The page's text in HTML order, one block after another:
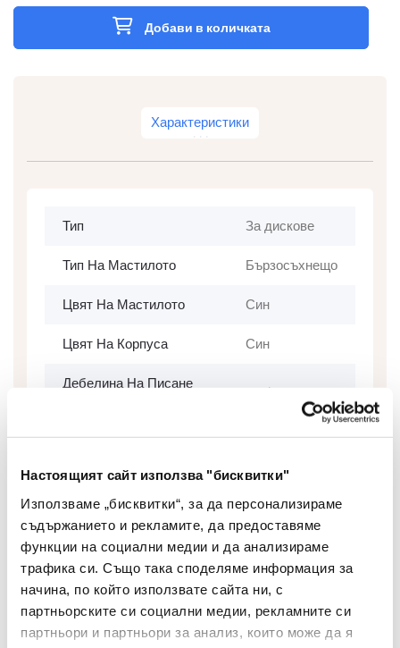
Настоящият сайт използва "бисквитки"
Използваме „бисквитки“, за да персонализираме
съдържанието и рекламите, да предоставяме
функции на социални медии и да анализираме
трафика си. Също така споделяме информация за
начина, по който използвате сайта ни, с
партньорските си социални медии, рекламните си
партньори и партньори за анализ, които може да я
Добави в количката
Характеристики
Тип За дискове
Тип На Мастилото Бързосъхнещо
Цвят На Мастилото Син
Цвят На Корпуса Син
Дебелина На Писане
Сменяем Пълнител Не
Изтриваемо Мастило Не
Брой В Опаковка 12
Вид Маркер
Двувърх Да